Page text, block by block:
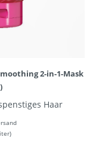
2-in-1-Mask
Haar